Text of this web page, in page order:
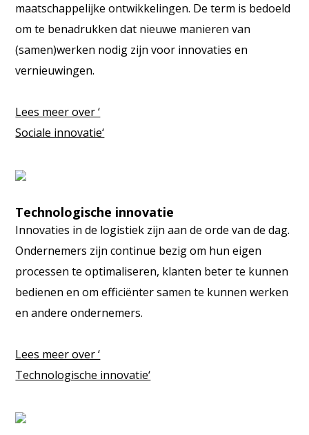
maatschappelijke ontwikkelingen. De term is bedoeld
om te benadrukken dat nieuwe manieren van
(samen)werken nodig zijn voor innovaties en
vernieuwingen.
Lees meer over ‘
Sociale innovatie‘
Technologische innovatie
Innovaties in de logistiek zijn aan de orde van de dag.
Ondernemers zijn continue bezig om hun eigen
processen te optimaliseren, klanten beter te kunnen
bedienen en om efficiënter samen te kunnen werken
en andere ondernemers.
Lees meer over ‘
Technologische innovatie‘